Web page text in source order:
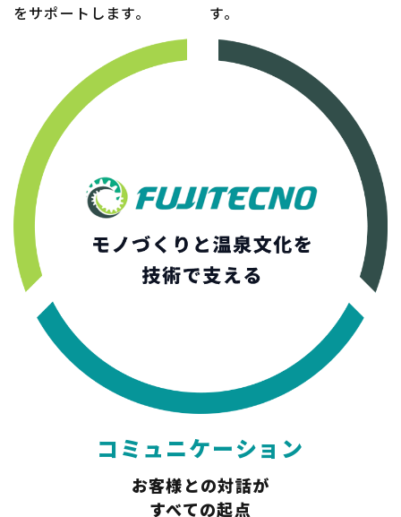
をサポートします。
す。
コミュニケーション
お客様との対話が
​​​​​​​すべての起点